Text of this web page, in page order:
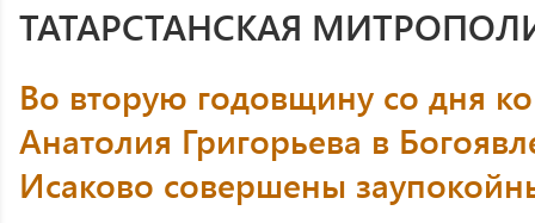
ТАТАРСТАНСКАЯ
Во вторую годовщину со дня
Анатолия Григорьева в
Исаково совершены